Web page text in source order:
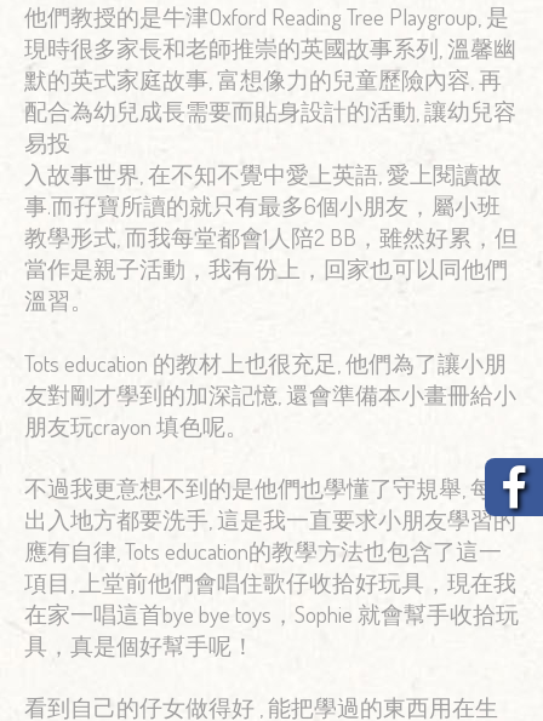
他們教授的是牛津Oxford Reading Tree Playgroup, 是
現時很多家長和老師推崇的英國故事系列, 溫馨幽
默的英式家庭故事, 富想像力的兒童歷險內容, 再
配合為幼兒成長需要而貼身設計的活動, 讓幼兒容
易投
入故事世界, 在不知不覺中愛上英語, 愛上閱讀故
事.而孖寶所讀的就只有最多6個小朋友，屬小班
教學形式, 而我每堂都會1人陪2 BB，雖然好累，但
當作是親子活動，我有份上，回家也可以同他們
溫習。
Tots education 的教材上也很充足, 他們為了讓小朋
友對剛才學到的加深記憶, 還會準備本小畫冊給小
朋友玩crayon 填色呢。
不過我更意想不到的是他們也學懂了守規舉, 每次
出入地方都要洗手, 這是我一直要求小朋友學習的
應有自律, Tots education的教學方法也包含了這一
項目, 上堂前他們會唱住歌仔收拾好玩具，現在我
在家一唱這首bye bye toys，Sophie 就會幫手收拾玩
具，真是個好幫手呢！
看到自己的仔女做得好 , 能把學過的東西用在生